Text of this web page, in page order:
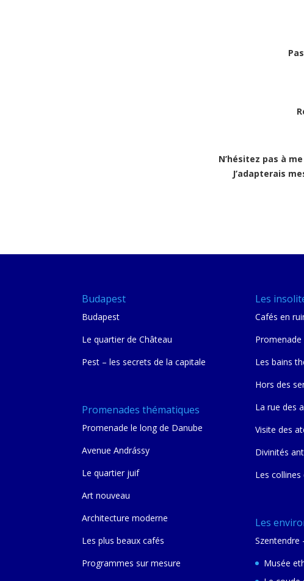
N’hésitez pas à
J’adapterais
Budapest
Budapest
Le quartier de Château
Pest – les secrets de la capitale
Promenades thématiques
Promenade le long de Danube
Avenue Andrássy
Le quartier juif
Art nouveau
Architecture moderne
Les plus beaux cafés
Programmes sur mesure
Les
Cafés en
Promenade
Les bains
Hors des
La rue des
Visite des
Divinités
Les collines
Les
Szentendre
Musée